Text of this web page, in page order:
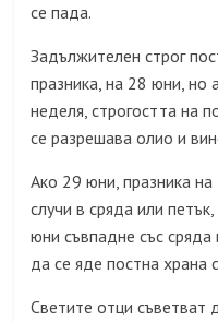
се пада.
Задължителен строг
празника, на 28 юни, но
неделя, строгостта на
се разрешава олио и
Ако 29 юни, празника
случи в сряда или
юни съвпадне със
да се яде постна храна
Светите отци съветват